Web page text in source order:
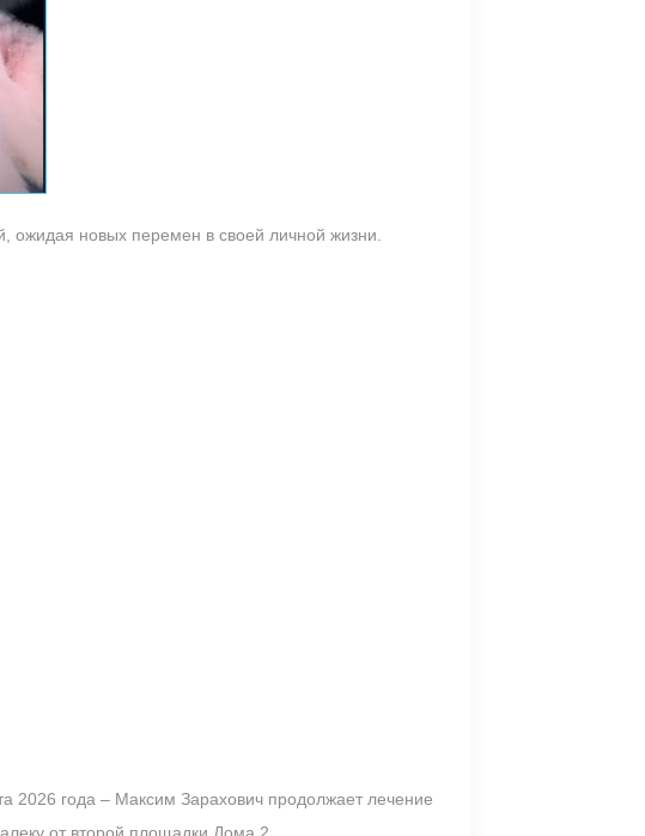
ожидая новых перемен в своей личной жизни.
2026 года – Максим Зарахович продолжает лечение
от второй площадки Дома 2.